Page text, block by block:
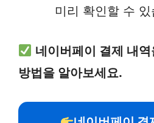
미리 확인할 수 있
네이버페이 결제 내
방법을 알아보세요.